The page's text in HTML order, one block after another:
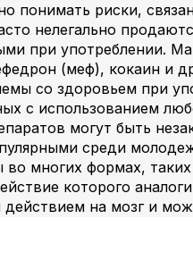
понимать риски,
нелегально
при употреблении.
(меф), кокаин и
со здоровьем при
с использованием
могут быть
среди
во многих формах,
которого
на мозг и